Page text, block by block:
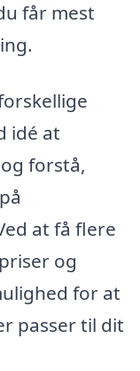
får mest
idé at
forstå,
at få flere
og
for at
passer til dit